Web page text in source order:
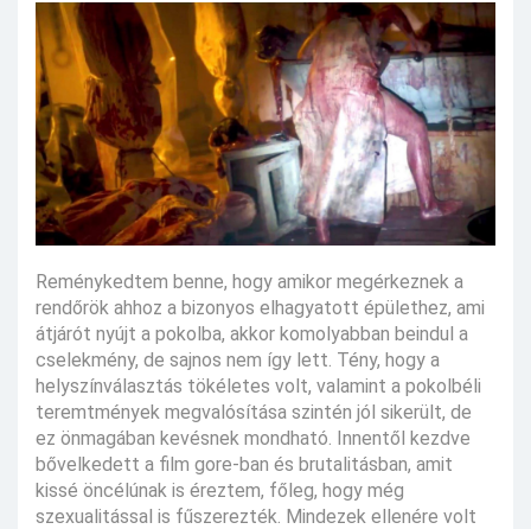
Reménykedtem benne, hogy amikor megérkeznek a
rendőrök ahhoz a bizonyos elhagyatott épülethez, ami
átjárót nyújt a pokolba, akkor komolyabban beindul a
cselekmény, de sajnos nem így lett. Tény, hogy a
helyszínválasztás tökéletes volt, valamint a pokolbéli
teremtmények megvalósítása szintén jól sikerült, de
ez önmagában kevésnek mondható. Innentől kezdve
bővelkedett a film gore-ban és brutalitásban, amit
kissé öncélúnak is éreztem, főleg, hogy még
szexualitással is fűszerezték. Mindezek ellenére volt